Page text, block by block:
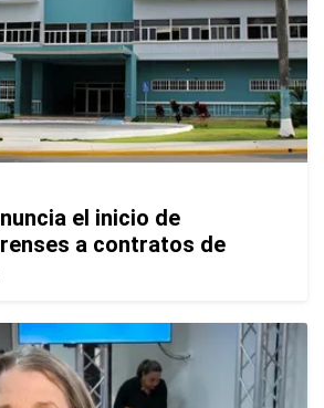
el inicio de
a contratos de